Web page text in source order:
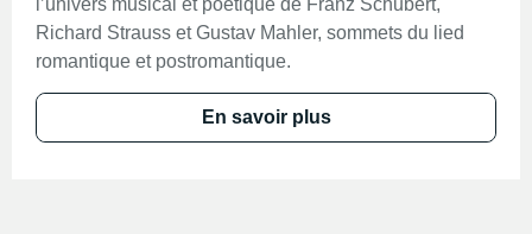
l’univers musical et poétique de Franz Schubert,
Richard Strauss et Gustav Mahler, sommets du lied
romantique et postromantique.
En savoir plus